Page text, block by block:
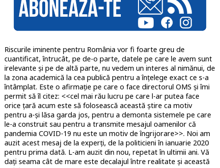
Riscurile iminente pentru România vor fi foarte greu de
cuantificat, întrucât, pe de-o parte, datele pe care le avem sunt
irelevante și pe de altă parte, nu vedem un interes al nimănui, de
la zona academică la cea publică pentru a înțelege exact ce s-a
întâmplat. Este o afirmație pe care o face directorul OMS și îmi
permit să îl citez: <<cel mai rău lucru pe care l-ar putea face
orice țară acum este să folosească această știre ca motiv
pentru a-și lăsa garda jos, pentru a demonta sistemele pe care
le-a construit sau pentru a transmite mesajul oamenilor că
pandemia COVID-19 nu este un motiv de îngrijorare>>. Noi am
auzit acest mesaj de la experți, de la politicieni în ianuarie 2020
pentru prima dată. L-am auzit din nou, repetat în ultimii ani. Vă
dați seama cât de mare este decalajul între realitate și această